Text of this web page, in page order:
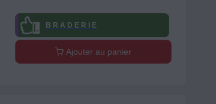
B R A D E R I E
Ajouter au panier